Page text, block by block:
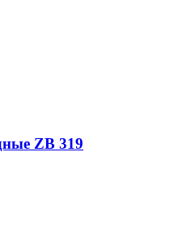
ZB 319